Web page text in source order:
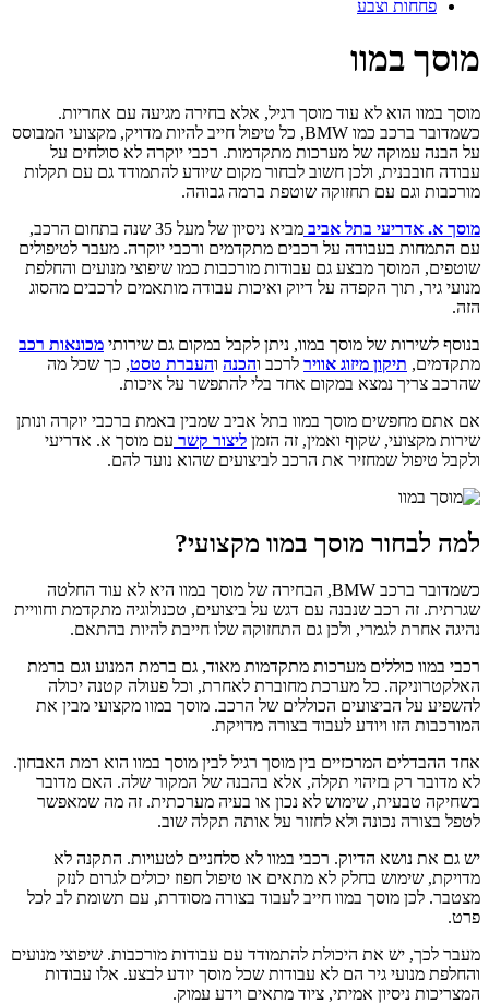
פחחות וצבע
מוסך במוו
מוסך במוו הוא לא עוד מוסך רגיל, אלא בחירה מגיעה עם אחריות.
כשמדובר ברכב כמו BMW, כל טיפול חייב להיות מדויק, מקצועי המבוסס
על הבנה עמוקה של מערכות מתקדמות. רכבי יוקרה לא סולחים על
עבודה חובבנית, ולכן חשוב לבחור מקום שיודע להתמודד גם עם תקלות
מורכבות וגם עם תחזוקה שוטפת ברמה גבוהה.
מוסך א. אדריעי בתל אביב
מביא ניסיון של מעל 35 שנה בתחום הרכב,
עם התמחות בעבודה על רכבים מתקדמים ורכבי יוקרה. מעבר לטיפולים
שוטפים, המוסך מבצע גם עבודות מורכבות כמו שיפוצי מנועים והחלפת
מנועי גיר, תוך הקפדה על דיוק ואיכות עבודה מותאמים לרכבים מהסוג
הזה.
בנוסף לשירות של מוסך במוו, ניתן לקבל במקום גם שירותי מכונאות רכב
מתקדמים, תיקון מיזוג אוויר לרכב והכנה והעברת טסט, כך שכל מה
שהרכב צריך נמצא במקום אחד בלי להתפשר על איכות.
אם אתם מחפשים מוסך במוו בתל אביב שמבין באמת ברכבי יוקרה ונותן
שירות מקצועי, שקוף ואמין, זה הזמן ליצור קשר עם מוסך א. אדריעי
ולקבל טיפול שמחזיר את הרכב לביצועים שהוא נועד להם.
למה לבחור מוסך במוו מקצועי?
כשמדובר ברכב BMW, הבחירה של מוסך במוו היא לא עוד החלטה
שגרתית. זה רכב שנבנה עם דגש על ביצועים, טכנולוגיה מתקדמת וחוויית
נהיגה אחרת לגמרי, ולכן גם התחזוקה שלו חייבת להיות בהתאם.
רכבי במוו כוללים מערכות מתקדמות מאוד, גם ברמת המנוע וגם ברמת
האלקטרוניקה. כל מערכת מחוברת לאחרת, וכל פעולה קטנה יכולה
להשפיע על הביצועים הכוללים של הרכב. מוסך במוו מקצועי מבין את
המורכבות הזו ויודע לעבוד בצורה מדויקת.
אחד ההבדלים המרכזיים בין מוסך רגיל לבין מוסך במוו הוא רמת האבחון.
לא מדובר רק בזיהוי תקלה, אלא בהבנה של המקור שלה. האם מדובר
בשחיקה טבעית, שימוש לא נכון או בעיה מערכתית. זה מה שמאפשר
לטפל בצורה נכונה ולא לחזור על אותה תקלה שוב.
יש גם את נושא הדיוק. רכבי במוו לא סלחניים לטעויות. התקנה לא
מדויקת, שימוש בחלק לא מתאים או טיפול חפוז יכולים לגרום לנזק
מצטבר. לכן מוסך במוו חייב לעבוד בצורה מסודרת, עם תשומת לב לכל
פרט.
מעבר לכך, יש את היכולת להתמודד עם עבודות מורכבות. שיפוצי מנועים
והחלפת מנועי גיר הם לא עבודות שכל מוסך יודע לבצע. אלו עבודות
המצריכות ניסיון אמיתי, ציוד מתאים וידע עמוק.